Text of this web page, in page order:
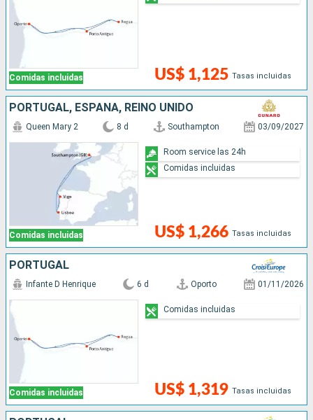
Comidas incluidas US$ 1,125 Tasas incluidas
PORTUGAL, ESPAÑA, REINO UNIDO
Comidas incluidas
Queen Mary 2 8 d Southampton 03/09/2027
US$ 1,266 Tasas incluidas
Room service las 24h
Comidas incluidas
PORTUGAL
Comidas incluidas
Infante D Henrique 6 d Oporto 01/11/2026
US$ 1,319 Tasas incluidas
Comidas incluidas